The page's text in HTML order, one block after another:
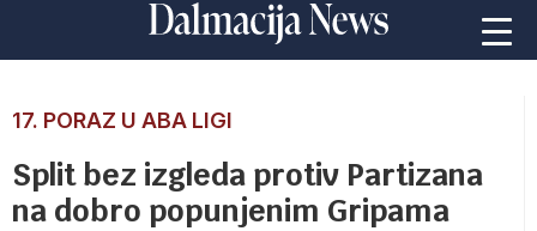
17. PORAZ U ABA LIGI
Split bez izgleda protiv Partizana
na dobro popunjenim Gripama